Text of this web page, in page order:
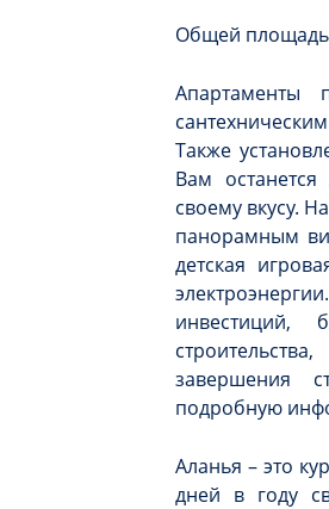
Общей
Апартаменты
Также
Вам
своему вкусу.
панорамным
детская
инвестиций,
завершения
подробную
Аланья – это
дней в году